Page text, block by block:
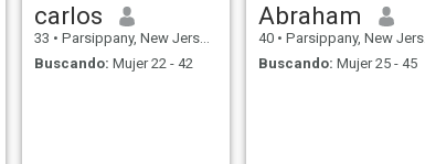
carlos
33 • Parsippany, New Jersey, Estados Unidos
Buscando: Mujer 22 - 42
Abraham
40 • Parsippany, New Jersey, Estados Unidos
Buscando: Mujer 25 - 45